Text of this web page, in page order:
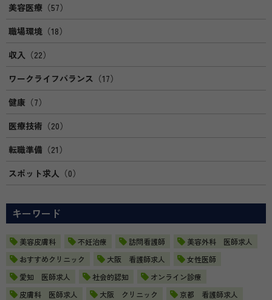
美容医療 （57）
職場環境 （18）
収入 （22）
ワークライフバランス （17）
健康 （7）
医療技術 （20）
転職準備 （21）
スポット求人 （0）
キーワード
美容皮膚科 不妊治療 訪問看護師
美容外科 医師求人
おすすめクリニック
大阪 看護師求人
女性医師
愛知 医師求人
社会的認知
オンライン診療
皮膚科 医師求人
大阪 クリニック
京都 看護師求人